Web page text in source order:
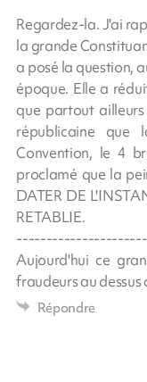
Regardez-la. J'ai
la grande
a posé la question,
époque. Elle a
que partout
républicaine que
Convention, le 4
proclamé que la
DATER DE
RETABLIE.
Aujourd'hui ce
fraudeurs au dessus
Répondre